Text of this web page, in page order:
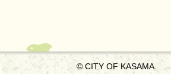
© CITY OF KASAMA.